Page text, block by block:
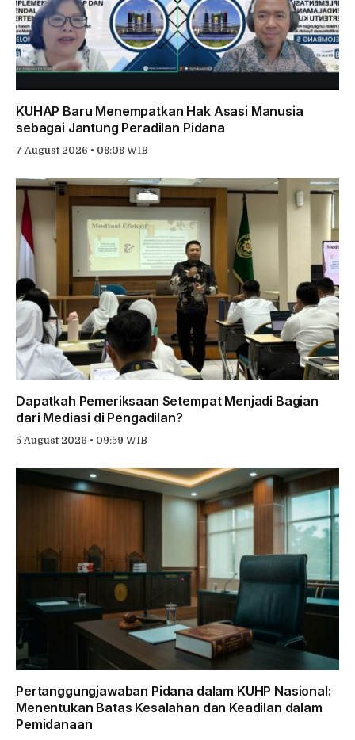
KUHAP Baru Menempatkan Hak Asasi Manusia
sebagai Jantung Peradilan Pidana
7 August 2026 • 08:08 WIB
Dapatkah Pemeriksaan Setempat Menjadi Bagian
dari Mediasi di Pengadilan?
5 August 2026 • 09:59 WIB
Pertanggungjawaban Pidana dalam KUHP Nasional:
Menentukan Batas Kesalahan dan Keadilan dalam
Pemidanaan